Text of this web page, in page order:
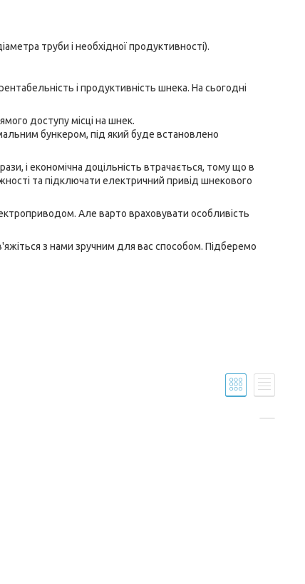
труби і необхідної продуктивності).
і продуктивність шнека. На сьогодні
доступу місці на шнек.
бункером, під який буде встановлено
і економічна доцільність втрачається, тому що в
та підключати електричний привід шнекового
Але варто враховувати особливість
з нами зручним для вас способом. Підберемо